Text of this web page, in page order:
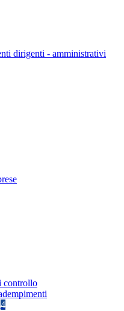
dirigenti - amministrativi
controllo
4